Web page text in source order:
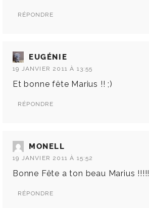
RÉPONDRE
EUGÉNIE
19 JANVIER 2011 À 13:55
Et bonne fête Marius !! ;)
RÉPONDRE
MONELL
19 JANVIER 2011 À 15:52
Bonne Fête a ton beau Marius !!!!!
RÉPONDRE